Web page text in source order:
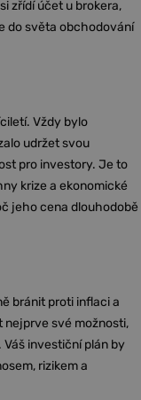
zřídí účet u brokera,
do světa obchodování
Vždy bylo
udržet svou
pro investory. Je to
krize a ekonomické
jeho cena dlouhodobě
bránit proti inflaci a
nejprve své možnosti,
investiční plán by
rizikem a